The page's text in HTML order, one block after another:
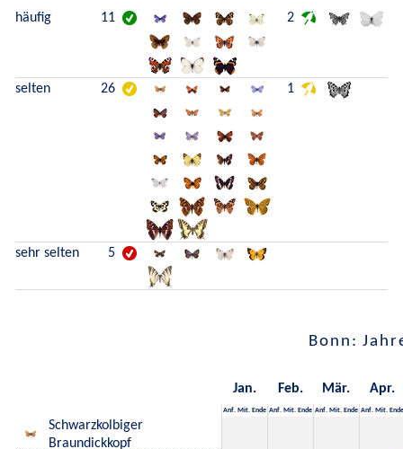
häufig 11 2
selten 26 1
sehr selten 5
Bonn:
Jan. Feb. Mär. Apr.
Anf. Mit. Ende Anf. Mit. Ende Anf. Mit. Ende Anf. Mit. Ende
Schwarzkolbiger
Braundickkopf